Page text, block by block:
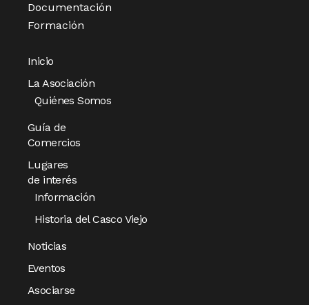
Documentación
Formación
Inicio
La Asociación
Quiénes Somos
Guía de
Comercios
Lugares
de interés
Información
Historia del Casco Viejo
Noticias
Eventos
Asociarse